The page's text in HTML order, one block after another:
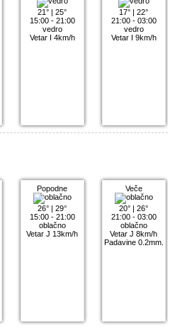
21° |25°
15:00 - 21:00
vedro
Vetar I 4km/h
17° |22°
21:00 - 03:00
vedro
Vetar I 9km/h
Popodne
26° |29°
15:00 - 21:00
oblačno
Vetar J 13km/h
Veče
20° |26°
21:00 - 03:00
oblačno
Vetar J 8km/h
Padavine 0.2mm.